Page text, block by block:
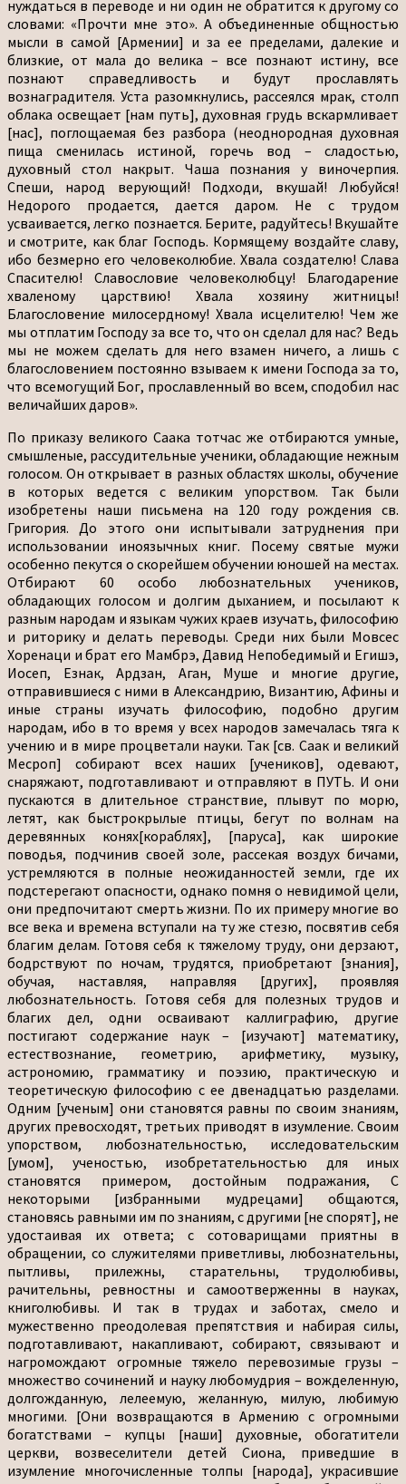
нуждаться в переводе и ни один не обратится к другому со
словами: «Прочти мне это». А объединенные общностью
мысли в самой [Армении] и за ее пределами, далекие и
близкие, от мала до велика – все познают истину, все
познают справедливость и будут прославлять
вознаградителя. Уста разомкнулись, рассеялся мрак, столп
облака освещает [нам путь], духовная грудь вскармливает
[нас], поглощаемая без разбора (неоднородная духовная
пища сменилась истиной, горечь вод – сладостью,
духовный стол накрыт. Чаша познания у виночерпия.
Спеши, народ верующий! Подходи, вкушай! Любуйся!
Недорого продается, дается даром. Не с трудом
усваивается, легко познается. Берите, радуйтесь! Вкушайте
и смотрите, как благ Господь. Кормящему воздайте славу,
ибо безмерно его человеколюбие. Хвала создателю! Слава
Спасителю! Славословие человеколюбцу! Благодарение
хваленому царствию! Хвала хозяину житницы!
Благословение милосердному! Хвала исцелителю! Чем же
мы отплатим Господу за все то, что он сделал для нас? Ведь
мы не можем сделать для него взамен ничего, а лишь с
благословением постоянно взываем к имени Господа за то,
что всемогущий Бог, прославленный во всем, сподобил нас
величайших даров».
По приказу великого Саака тотчас же отбираются умные, смышленые, рассудительные ученики, обладающие нежным голосом. Он открывает в разных областях школы, обучение в которых ведется с великим упорством. Так были изобретены наши письмена на 120 году рождения св. Григория. До этого они испытывали затруднения при использовании иноязычных книг. Посему святые мужи особенно пекутся о скорейшем обучении юношей на местах. Отбирают 60 особо любознательных учеников, обладающих голосом и долгим дыханием, и посылают к разным народам и языкам чужих краев изучать, философию и риторику и делать переводы. Среди них были Мовсес Хоренаци и брат его Мамбрэ, Давид Непобедимый и Егишэ, Иосеп, Езнак, Ардзан, Аган, Муше и многие другие, отправившиеся с ними в Александрию, Византию, Афины и иные страны изучать философию, подобно другим народам, ибо в то время у всех народов замечалась тяга к учению и в мире процветали науки. Так [св. Саак и великий Месроп] собирают всех наших [учеников], одевают, снаряжают, подготавливают и отправляют в ПУТЬ. И они пускаются в длительное странствие, плывут по морю, летят, как быстрокрылые птицы, бегут по волнам на деревянных конях[кораблях], [паруса], как широкие поводья, подчинив своей золе, рассекая воздух бичами, устремляются в полные неожиданностей земли, где их подстерегают опасности, однако помня о невидимой цели, они предпочитают смерть жизни. По их примеру многие во все века и времена вступали на ту же стезю, посвятив себя благим делам. Готовя себя к тяжелому труду, они дерзают, бодрствуют по ночам, трудятся, приобретают [знания], обучая, наставляя, направляя [других], проявляя любознательность. Готовя себя для полезных трудов и благих дел, одни осваивают каллиграфию, другие постигают содержание наук – [изучают] математику, естествознание, геометрию, арифметику, музыку, астрономию, грамматику и поэзию, практическую и теоретическую философию с ее двенадцатью разделами. Одним [ученым] они становятся равны по своим знаниям, других превосходят, третьих приводят в изумление. Своим упорством, любознательностью, исследовательским [умом], ученостью, изобретательностью для иных становятся примером, достойным подражания, С некоторыми [избранными мудрецами] общаются, становясь равными им по знаниям, с другими [не спорят], не удостаивая их ответа; с сотоварищами приятны в обращении, со служителями приветливы, любознательны, пытливы, прилежны, старательны, трудолюбивы, рачительны, ревностны и самоотверженны в науках, книголюбивы. И так в трудах и заботах, смело и мужественно преодолевая препятствия и набирая силы, подготавливают, накапливают, собирают, связывают и нагромождают огромные тяжело перевозимые грузы – множество сочинений и науку любомудрия – вожделенную, долгожданную, лелеемую, желанную, милую, любимую многими. [Они возвращаются в Армению с огромными богатствами – купцы [наши] духовные, обогатители церкви, возвеселители детей Сиона, приведшие в изумление многочисленные толпы [народа], украсившие славные торжества, имевшие при себе прибыльный и полезный груз – чудесные жемчуга и драгоценные каменья, обогатившие [нас] полемическими, судебными, торжественными и богословскими трудами и пустившие в них желанные корни мудрости. Многих они научили тому, что значит знание, воображение, разум, мнение и ощущение, искусство и наука и все остальное – похвальное и желанное, полезное и ценное, освободив и отделив от ненужного. Ибо блаженные проявляли великую заботу в накоплении полезного и отбрасывании дурного. Увы, далее мое повествование будет печальным. Ибо урожаи был обильный, колосящееся поле готово к жатве, но работников было мало. Тогда жнецы воззвали к Господу. И вышли работники на жатву – вот серпы опущены и работники готовы [к косьбе]. Но косари не могли продвигаться вперед, так как на пути у них стояли лишь соломинки, поле же едва вырисовывалось [вдали]. Ибо по возвращении из многолетнего странствия духовные купцы наши не нашли пославших их [людей] – святых уже не было в живых, царство было низложено, благолепие [страны] разрушено, прилежания не было, царил беспорядок, померкла истина, и укоренилась ложь! [Видя это], они стали скорбеть и рыдать, стенать и, проливая слезы, со стонами причитать; подчас на коленях, в растерянности понурив головы, с мольбой взывали о помощи, плача и рыдая, заламывая руки. Казалось, даже камни прониклись к ним жалостью. «Горе нам, горе», – скорбя, повторяли они. «Напрасны были наши дерзания, – говорили они, – бесполезны наши труды, тщетны старания, бесплодно стремление к мудрости, бесприбыльны искания. Напрасны были наш долгий путь, величайшие лишения, огромные труды, странствия по бурному морю, приобретения на суше, напрасны накопленные драгоценные грузы. Покупатели готовые, но нет продавцов. Венец близок, и венцевозлагатели согласны, но нет венчающихся. Уста полны речей и вестники мудры, но нет нуждающихся в слове. Кормилицы близки, и груди полны молока, но нет желающих кормиться. Вот ученые и возвышенное учение, но нет учеников. Почему? За что полонены? За что сметены? За что разбиты? За что опустошены? Отчего они так осиротело странствуют? За что они все это претерпели? За преступления, за приумножение беззакония, за несправедливый суд, взяточничество, безнравственность, прелюбодеяния, за воровство, убийства, за зависть и ненависть, за предательство и клевету, за алчность и сребролюбие, за ложь и вероломство, за кичливость и чванство, зловредность и насмешливость, за честолюбие и тщеславие. Ибо священник ничем не отличается от толпы, церковнослужители ведут образ жизни мирян, и монаха нельзя отличить от мирянина – все мы одинаково сбились с пути и стали бесполезными. И потому мы преданы в руки врагов наших и недруги наши поднялись на нас; неверные стали угнетать нас, противники немилосердно поносят, слева и справа нас истязают, все отвернулись от нас, нас подстерегают всякого рода опасности: «…ужас, яма и петля. Тогда бежавший от ужаса падает в ров; кто выйдет из ямы, попадет в петлю». Все это стряслось с нами из-за грехов наших: мы не склонили упрямые выи свои и не смирились, мы нарушили заповеди Господа и не раскаялись, а обратились сердцем к Египту. Горе тебе, земля армянская, прекрасный край, восточная страна, близкая к Эдему! Яви свою красоту! Почему ты обезобразилась? Плачьте, счастливые жители, избранный род, прославленный народ, священство, царство, пророки, мученики. Вспомни свое величие! Почему ты оступилась? Горе тебе, желанное древо, рай богоданный, плодоносный сад, утеха хваленая, печать наслаждения в руках Господа и корона царствия в руках Бога твоего, вспомни свое благородство! Почему ты сбилась с пути? Кто теперь по достоинству оплачет тебя? Нет среди нас Иеремии или другого певца. Церкви твои сожжены, дома твои разрушены, дети твои пленены, кровь твоя течет, как вокруг Сиона река, земли твои на глазах твоих поедают чужеземцы. «И осталась дщерь Сиона, как шатер в винограднике, как шалаш в огороде». Трупы твои брошены [на съедение] хищным птицам небесным и зверям земным; нас осуждают соседи наши, мы стали посмешищем в глазах врагов наших. Горе нашей погибели! Горе нашему несчастию! Горе обезлюдению! Мы ниспровергнуты, осквернены, обречены на гибель. Много раз мы принимали чашу гнева, чашу горечи из рук Господних. Пробудись, кайся, очнись! Иди исповедуй Господа Бога твоего, воззови к нему исстрадавшейся душой, проси лица его, моли его со словами: «Обрати лицо свое к нам, Боже, спаситель наш, и отврати от нас гнев свой, Боже, стань вновь нашим хранителем, и народ твой возрадуется о тебе. Яви, Господи, нам свою милость и спасение свое даруй нам. Прояви свое могущество и приди оживить нас. Не гневайся на нас, Господи, и не распространяй своего гнева из рода в род. Мы согрешили, и ты разгневался. Но прости, Господи! Услышь, Господи! Отпусти [нам грехи наши], Господи! Примирись с нами, Господи! Смилуйся, Господи! Спаси, Господи! Храни нас, Господи!» Так примерно говорили блаженные пастыри наши, так скорбели всещедрые купцы, так думали проповедники истины, духовные пахари, благородные работники, грузчики полезного груза, блаженные дружки, знаменитые провожатые, отважные виновники [свадьбы], славные воспитатели, добрые учителя, нежные кормильцы, ласковые наставники, добродетельные ученые мужи, известные пастыри, достопочтенные философы, неустанные благодетели, разбогатевшие путешественники, столпы веры, помощники церкви, корни бессмертия, опоры справедливости, мерила мудрости, учредители законов, основатели веры, подпоры крепости, венцы нарядные, украшение благоразумия, искусные кулинары, желанные кравчие, возносители церкви, утешители скорбящих, удила для безбожников, обогатители верующих, проповедники правоверия, утвердители веры, восстановители порядка, ловцы мудрости, повествователи славы Христовой, певцы хваленые, не ставшие участниками веселого пира, а разделившие в несчастии скорбь остальных, не насладившиеся радостью с возрадователями, а в горе опечалившиеся с бедствующими, не утешившиеся благополучием, а в заключениях разделившие муки, не нашедшие на вершине достигших ее, а увидевшие сникших от страданий, не ставшие участниками веселия, а присоединившие свой плач к рыданиям [остальных]. И в самом деле, что было делать блаженным, о чем могли помышлять они, какое решение принять? Они удаляются от мира, замыкаются в себе, предпочитают одиночество, поселяются в пустынях, пребывают в молчании, предаются молитвам, слезами орошают стопы Господни. С неумолчным плачем взывают к Богу, проводят ночи в бодрствовании, морят себя голодом, мучают жаждой, терпят холод и жару, ходят в шкурах, носят власяницу, втискивают себя в козлиные шкуры, питаются отрубями, довольствуются бобами, плодами деревьев, молодыми побегами и кореньями, горят любовью к Богу, носят великий траур по нашему народу, но утешают себя надеждой на небо; истязают себя скорбью и тоской, распинаются на кресте, претерпевают лишения и жажду. Преуспевают и совершенствуются, следуя истине, давая приют умозрению, молча проповедуя учение, вызывая во всех добрую зависть. И несмотря на то, что они скрыли п